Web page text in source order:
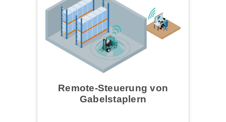
Remote-Steuerung von
Gabelstaplern